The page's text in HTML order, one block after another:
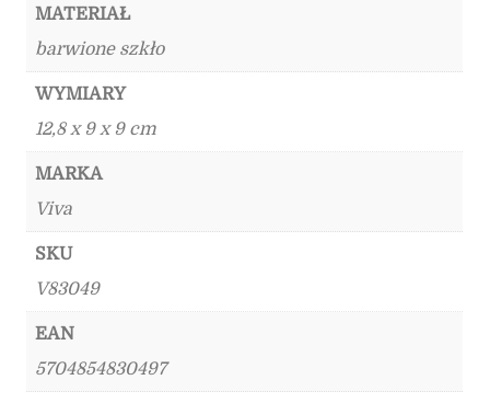
MATERIAŁ
barwione szkło
WYMIARY
12,8 x 9 x 9 cm
MARKA
Viva
SKU
V83049
EAN
5704854830497